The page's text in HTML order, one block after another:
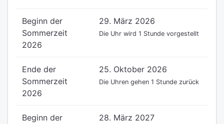
Beginn der
Sommerzeit
2026
29. März 2026
Die Uhr wird 1 Stunde vorgestellt
Ende der
Sommerzeit
2026
25. Oktober 2026
Die Uhren gehen 1 Stunde zurück
Beginn der
28. März 2027